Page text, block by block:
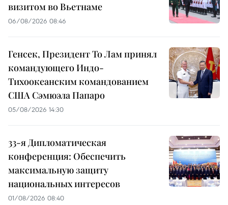
визитом во Вьетнаме
06/08/2026 08:46
Генсек, Президент То Лам принял
командующего Индо-
Тихоокеанским командованием
США Сэмюэла Папаро
05/08/2026 14:30
33-я Дипломатическая
конференция: Обеспечить
максимальную защиту
национальных интересов
01/08/2026 08:40